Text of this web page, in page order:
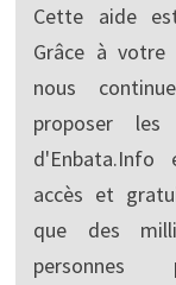
Cette aide
Grâce à votre
nous
proposer les
d'Enbata.Info
accès et
que des
personnes